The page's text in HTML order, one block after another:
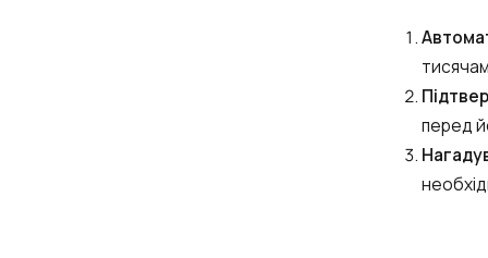
перед